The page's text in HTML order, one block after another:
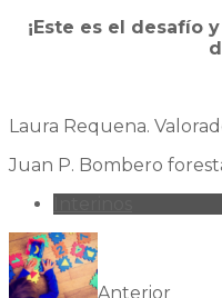
¡Este es el desafío
Laura Requena.
Juan P. Bombero
Anterior